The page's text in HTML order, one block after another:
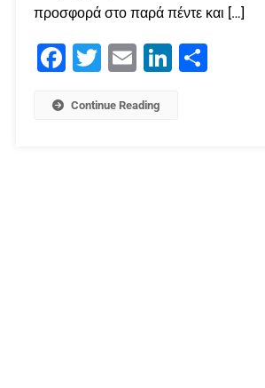
προσφορά στο παρά πέντε και […]
Facebook
Twitter Email LinkedIn
Continue Reading